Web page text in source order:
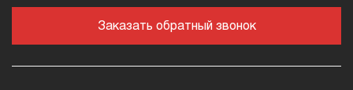
Заказать обратный звонок